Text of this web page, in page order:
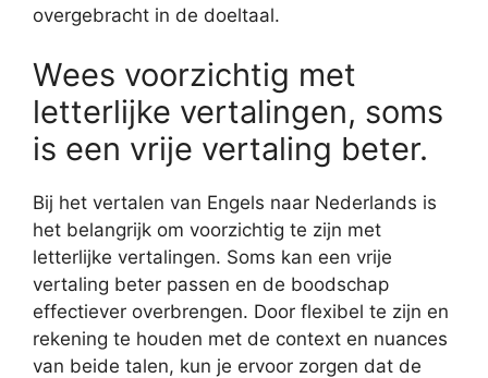
overgebracht in de doeltaal.
Wees voorzichtig met
letterlijke vertalingen, soms
is een vrije vertaling beter.
Bij het vertalen van Engels naar Nederlands is
het belangrijk om voorzichtig te zijn met
letterlijke vertalingen. Soms kan een vrije
vertaling beter passen en de boodschap
effectiever overbrengen. Door flexibel te zijn en
rekening te houden met de context en nuances
van beide talen, kun je ervoor zorgen dat de